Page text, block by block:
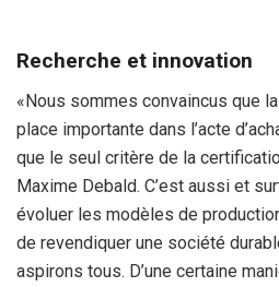
Recherche et innovation
«Nous sommes convaincus que
place importante dans l’acte
que le seul critère de la
Maxime Debald. C’est aussi et
évoluer les modèles de
de revendiquer une société
aspirons tous. D’une certaine